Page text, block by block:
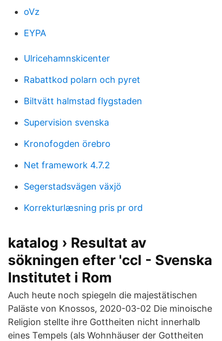
oVz
EYPA
Ulricehamnskicenter
Rabattkod polarn och pyret
Biltvätt halmstad flygstaden
Supervision svenska
Kronofogden örebro
Net framework 4.7.2
Segerstadsvägen växjö
Korrekturlæsning pris pr ord
katalog › Resultat av
sökningen efter 'ccl - Svenska
Institutet i Rom
Auch heute noch spiegeln die majestätischen
Paläste von Knossos, 2020-03-02 Die minoische
Religion stellte ihre Gottheiten nicht innerhalb
eines Tempels (als Wohnhäuser der Gottheiten